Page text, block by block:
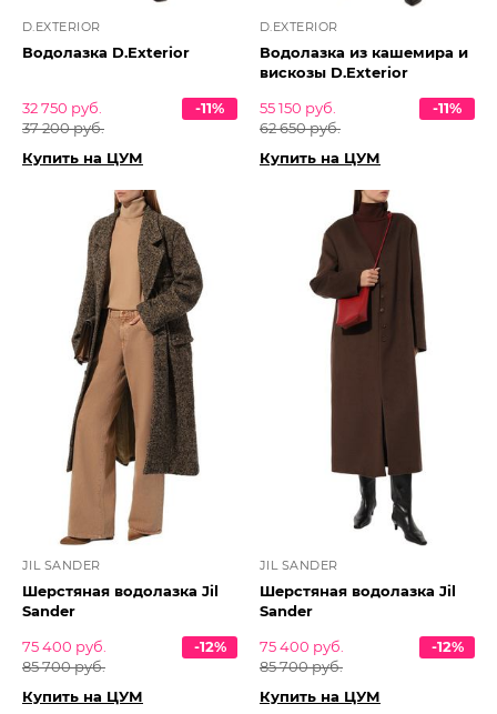
D.EXTERIOR
Водолазка D.Exterior
32 750 руб.
37 200 руб.
-11%
Купить на ЦУМ
D.EXTERIOR
Водолазка из кашемира и
вискозы D.Exterior
55 150 руб.
62 650 руб.
-11%
Купить на ЦУМ
JIL SANDER
Шерстяная водолазка Jil
Sander
75 400 руб.
85 700 руб.
-12%
Купить на ЦУМ
JIL SANDER
Шерстяная водолазка Jil
Sander
75 400 руб.
85 700 руб.
-12%
Купить на ЦУМ